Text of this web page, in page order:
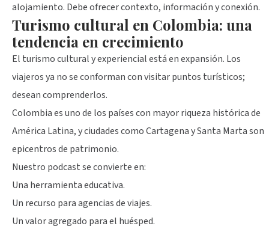
alojamiento. Debe ofrecer contexto, información y conexión.
Turismo cultural en Colombia: una
tendencia en crecimiento
El turismo cultural y experiencial está en expansión. Los
viajeros ya no se conforman con visitar puntos turísticos;
desean comprenderlos.
Colombia es uno de los países con mayor riqueza histórica de
América Latina, y ciudades como Cartagena y Santa Marta son
epicentros de patrimonio.
Nuestro podcast se convierte en:
Una herramienta educativa.
Un recurso para agencias de viajes.
Un valor agregado para el huésped.